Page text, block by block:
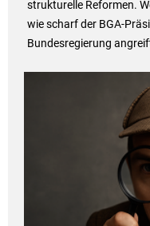
strukturelle Reformen.
wie scharf der BGA-
Bundesregierung